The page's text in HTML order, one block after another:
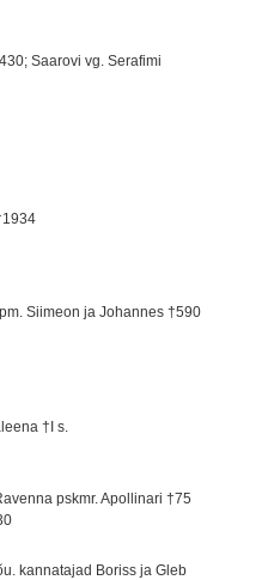
Saarovi vg. Serafimi
Siimeon ja Johannes †590
†I s.
pskmr. Apollinari †75
kannatajad Boriss ja Gleb